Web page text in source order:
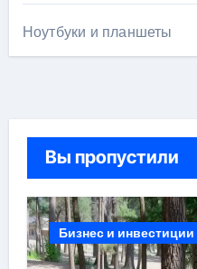
Ноутбуки и планшеты
Вы пропустили
Бизнес и инвестиции